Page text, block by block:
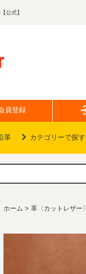
公式】
員登録
革 カテゴリーで探す
ホーム > 革〈カットレザー〉